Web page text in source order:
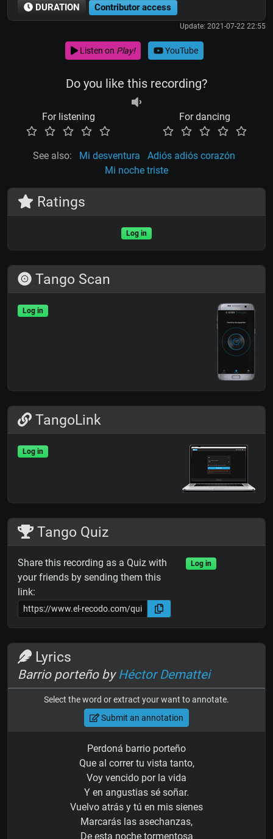
DURATION Contributor access
Update: 2021-07-22 22:55
Listen on Play! YouTube
Do you like this recording?
For listening For dancing
See also: Mi desventura
Adiós adiós corazón
Mi noche triste
Ratings
Log in
Tango Scan
Log in
TangoLink
Log in
Tango Quiz
Share this recording as a Quiz with
your friends by sending them this
link:
Log in
Lyrics
Barrio porteño byHéctor Demattei
Select the word or extract your want to annotate.
Submit an annotation
Perdoná barrio porteño
Que al correr tu vista tanto,
Voy vencido por la vida
Y en angustias sé soñar.
Vuelvo atrás y tú en mis sienes
Marcarás las asechanzas,
De esta noche tormentosa